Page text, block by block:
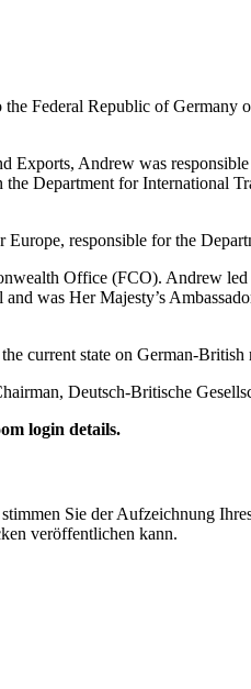
Federal Republic of
Andrew was
Department for International
responsible for the
Office (FCO). Andrew
was Her Majesty’s
current state on German-
Deutsch-Britische
login details.
Sie der Aufzeichnung
veröffentlichen kann.